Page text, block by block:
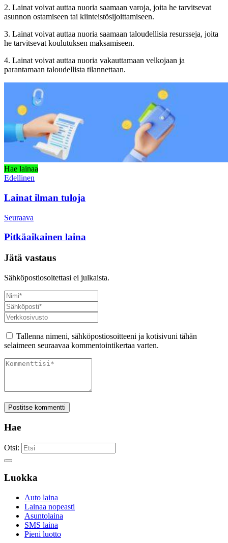
2. Lainat voivat auttaa nuoria saamaan varoja, joita he tarvitsevat
asunnon ostamiseen tai kiinteistösijoittamiseen.
3. Lainat voivat auttaa nuoria saamaan taloudellisia resursseja, joita
he tarvitsevat koulutuksen maksamiseen.
4. Lainat voivat auttaa nuoria vakauttamaan velkojaan ja
parantamaan taloudellista tilannettaan.
Hae lainaa
Edellinen
Lainat ilman tuloja
Seuraava
Pitkäaikainen laina
Jätä vastaus
Sähköpostiosoitettasi ei julkaista.
Tallenna nimeni, sähköpostiosoitteeni ja kotisivuni tähän
selaimeen seuraavaa kommentointikertaa varten.
Postitse kommentti
Hae
Otsi:
Luokka
Auto laina
Lainaa nopeasti
Asuntolaina
SMS laina
Pieni luotto